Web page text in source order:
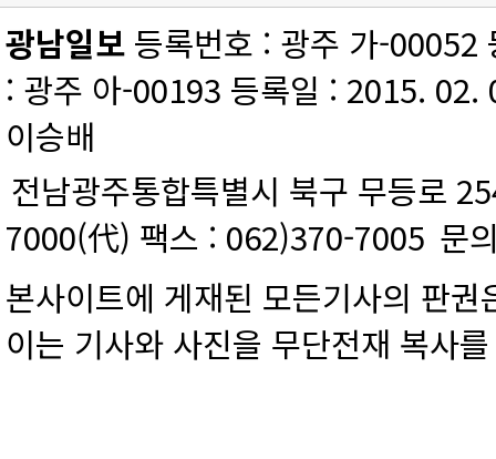
광남일보 등록번호 : 광주 가-
: 광주 아-00193 등록일 : 2015.
이승배
전남광주통합특별시 북구 무등로
7000(代) 팩스 : 062)370-7005 문
본사이트에 게재된 모든기사의 판
이는 기사와 사진을 무단전재 복사